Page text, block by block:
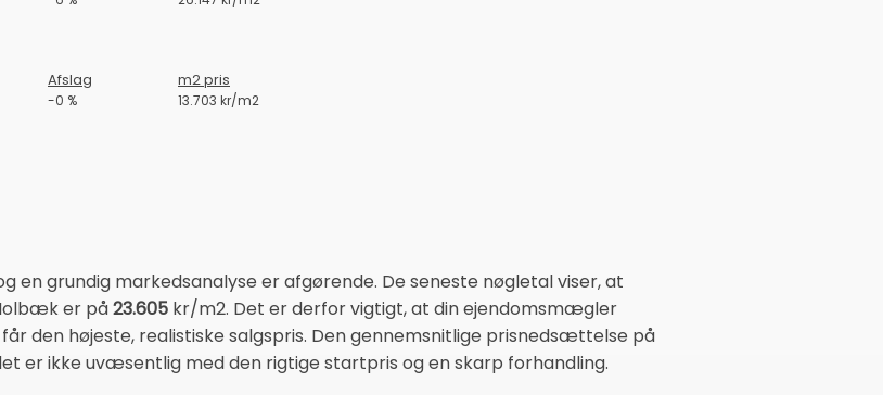
Afslag m2 pris
-0 % 13.703 kr/m2
grundig markedsanalyse er afgørende. De seneste nøgletal viser, at
er på23.605 kr/m2. Det er derfor vigtigt, at din ejendomsmægler
den højeste, realistiske salgspris. Den gennemsnitlige prisnedsættelse på
er ikke uvæsentlig med den rigtige startpris og en skarp forhandling.